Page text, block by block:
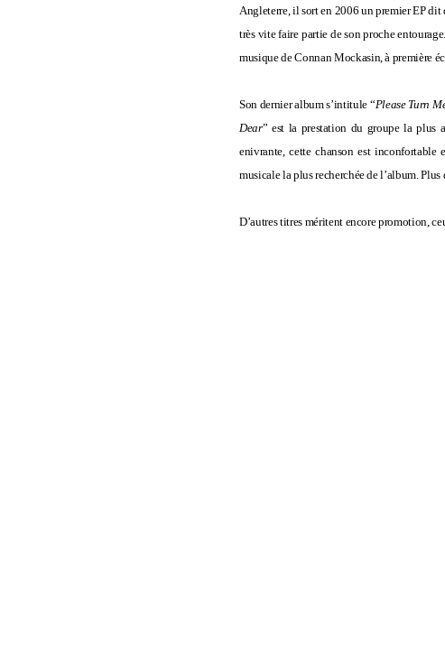
Angleterre, il sort en 2006 un premier EP
très vite faire partie de son proche
musique de Connan Mockasin, à première
Son dernier album s’intitule “Please Turn
Dear” est la prestation du groupe la plus
enivrante, cette chanson est inconfortable
musicale la plus recherchée de l’album. Plus
D’autres titres méritent encore promotion,